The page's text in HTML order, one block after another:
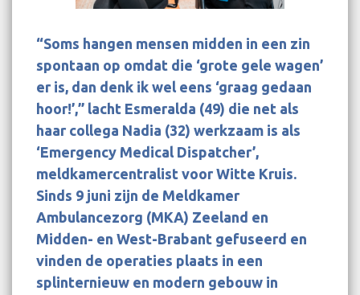
“Soms hangen mensen midden in een zin
spontaan op omdat die ‘grote gele wagen’
er is, dan denk ik wel eens ‘graag gedaan
hoor!’,” lacht Esmeralda (49) die net als
haar collega Nadia (32) werkzaam is als
‘Emergency Medical Dispatcher’,
meldkamercentralist voor Witte Kruis.
Sinds 9 juni zijn de Meldkamer
Ambulancezorg (MKA) Zeeland en
Midden- en West-Brabant gefuseerd en
vinden de operaties plaats in een
splinternieuw en modern gebouw in